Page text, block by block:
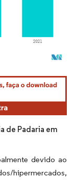
conforme CC BY 4.0.
de Padaria em
devido ao
hipermercados,